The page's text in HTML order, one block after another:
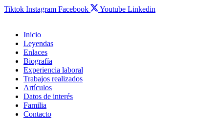
Tiktok Instagram Facebook Youtube Linkedin
Inicio
Leyendas
Enlaces
Biografía
Experiencia laboral
Trabajos realizados
Artículos
Datos de interés
Familia
Contacto